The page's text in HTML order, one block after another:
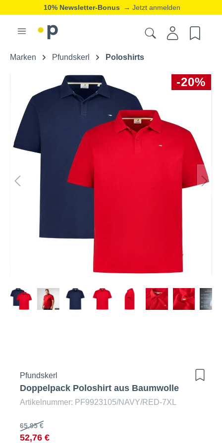
10% Newsletter-Bonus → Jetzt anmelden
Marken Pfundskerl Poloshirts
-20%
Pfundskerl
Doppelpack Poloshirt aus Baumwolle
Artikelnummer: PF9923105/NAVY/RED-7XL
65,95 €
52,76 €